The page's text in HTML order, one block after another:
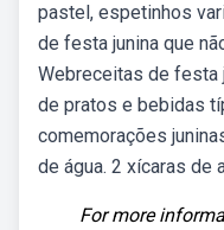
pastel, espetinhos
de festa junina que
Webreceitas de festa
de pratos e bebidas
comemorações
de água. 2 xícaras de
For more